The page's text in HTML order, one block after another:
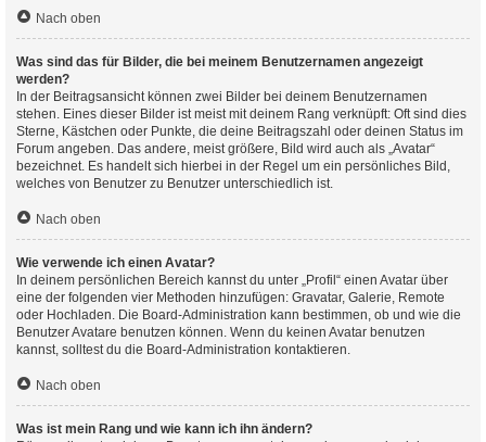
Nach oben
Was sind das für Bilder, die bei meinem Benutzernamen angezeigt
werden?
In der Beitragsansicht können zwei Bilder bei deinem Benutzernamen
stehen. Eines dieser Bilder ist meist mit deinem Rang verknüpft: Oft sind dies
Sterne, Kästchen oder Punkte, die deine Beitragszahl oder deinen Status im
Forum angeben. Das andere, meist größere, Bild wird auch als „Avatar“
bezeichnet. Es handelt sich hierbei in der Regel um ein persönliches Bild,
welches von Benutzer zu Benutzer unterschiedlich ist.
Nach oben
Wie verwende ich einen Avatar?
In deinem persönlichen Bereich kannst du unter „Profil“ einen Avatar über
eine der folgenden vier Methoden hinzufügen: Gravatar, Galerie, Remote
oder Hochladen. Die Board-Administration kann bestimmen, ob und wie die
Benutzer Avatare benutzen können. Wenn du keinen Avatar benutzen
kannst, solltest du die Board-Administration kontaktieren.
Nach oben
Was ist mein Rang und wie kann ich ihn ändern?